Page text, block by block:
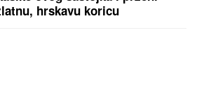
hrskavu koricu